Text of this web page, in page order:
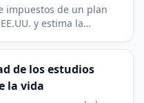
impuestos de un plan
y estima la
de los estudios
la vida